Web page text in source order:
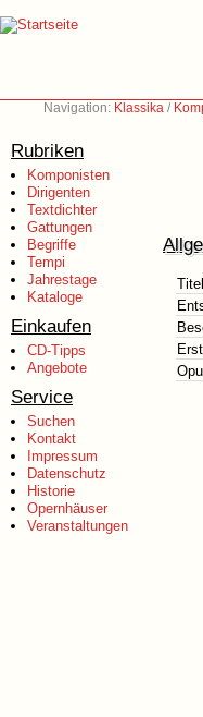
Navigation: Klassika /
Rubriken
Komponisten
Dirigenten
Textdichter
Gattungen
Begriffe
Tempi
Jahrestage
Kataloge
Einkaufen
CD-Tipps
Angebote
Service
Suchen
Kontakt
Impressum
Datenschutz
Historie
Opernhäuser
Veranstaltungen